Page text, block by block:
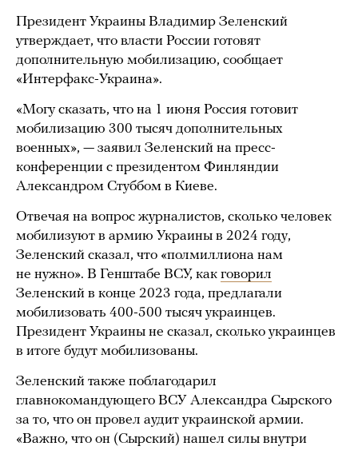
Президент Украины Владимир Зеленский
утверждает, что власти России готовят
дополнительную мобилизацию, сообщает
«Интерфакс-Украина».
«Могу сказать, что на 1 июня Россия готовит
мобилизацию 300 тысяч дополнительных
военных», — заявил Зеленский на пресс-
конференции с президентом Финляндии
Александром Стуббом в Киеве.
Отвечая на вопрос журналистов, сколько человек
мобилизуют в армию Украины в 2024 году,
Зеленский сказал, что «полмиллиона нам
не нужно». В Генштабе ВСУ, как говорил
Зеленский в конце 2023 года, предлагали
мобилизовать 400-500 тысяч украинцев.
Президент Украины не сказал, сколько украинцев
в итоге будут мобилизованы.
Зеленский также поблагодарил
главнокомандующего ВСУ Александра Сырского
за то, что он провел аудит украинской армии.
«Важно, что он (Сырский) нашел силы внутри